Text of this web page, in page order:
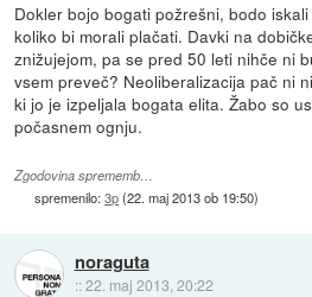
Dokler bojo bogati požrešni, bodo
koliko bi morali plačati. Davki na
znižujejom, pa se pred 50 leti nihče ni
vsem preveč? Neoliberalizacija pač ni
ki jo je izpeljala bogata elita. Žabo so
počasnem ognju.
Zgodovina sprememb…
spremenilo:3p(22. maj 2013 ob 19:50)
noraguta
::22. maj 2013, 20:22